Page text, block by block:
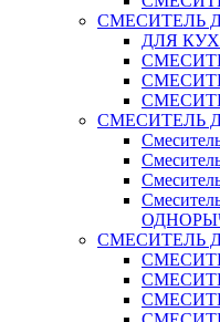
СМЕСИТЕЛЬ
ДЛЯ
СМЕСИТЕЛЬ
СМЕСИТЕЛЬ